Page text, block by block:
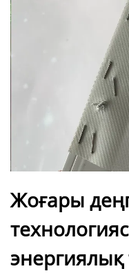
Жоғары
энергиялық